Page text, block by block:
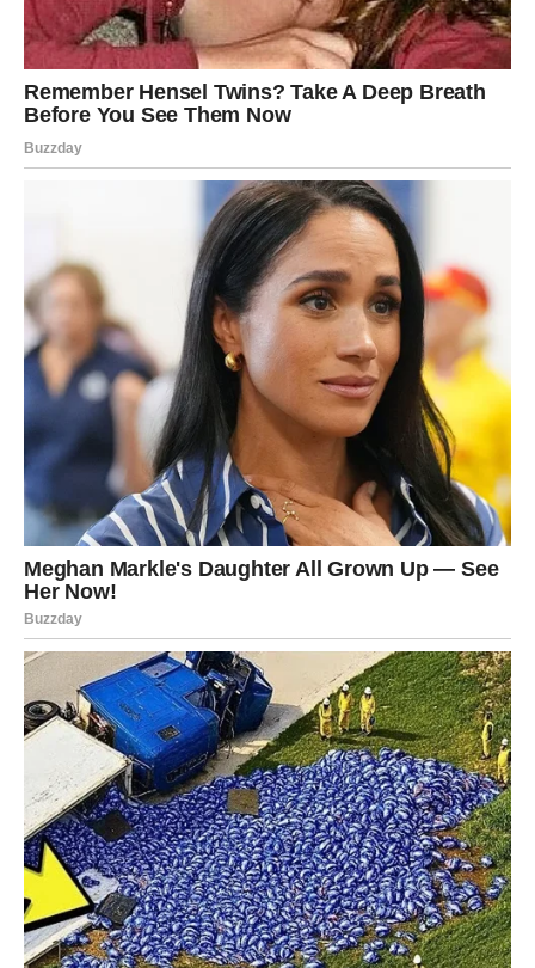
Tragedije tokom rata
Život Šemse Suljaković došao je do prekretnice tokom ratnih
godina. Tokom tog krvavog perioda, izgubila je dva brata,
jednog rođenog, a drugog od strica. Ova tragedija ostavila je
dubok trag na njenoj duši, a rečenica “izgubila sam dva brata”
nosi težinu koju nijedna riječ ne može u potpunosti prenijeti.
Ove gubitke je teško izraziti, a Šemsa je često poslovala sa
bolom na duši. Ali to nije bio kraj njenim mukama. Njen sin
Almir je ranjen u tom haosu, pogođen zalutalim metkom. Njene
borbe kao majke, koja gleda kako joj dijete pati, dodatno su
ojačale njen karakter i snagu.
Ipak, uz pomoć ljekara i Božje providnosti, Almir je preživio,
što je Šemsi donijelo novu nadu i radost. Ove iskustva su
Šemsu naučila da cijeni život i svaki trenutak sa svojim
najmilijima, a njena hrabrost je postala inspiracija mnogima.
Porodica kao izvor snage
Nakon što su prošli kroz toliko patnji, Šemsa je danas
zahvalna što ima priliku uživati u životu sa svojom porodicom.
Unuci su joj donijeli novu radost, a snaha, koju opisuje kao